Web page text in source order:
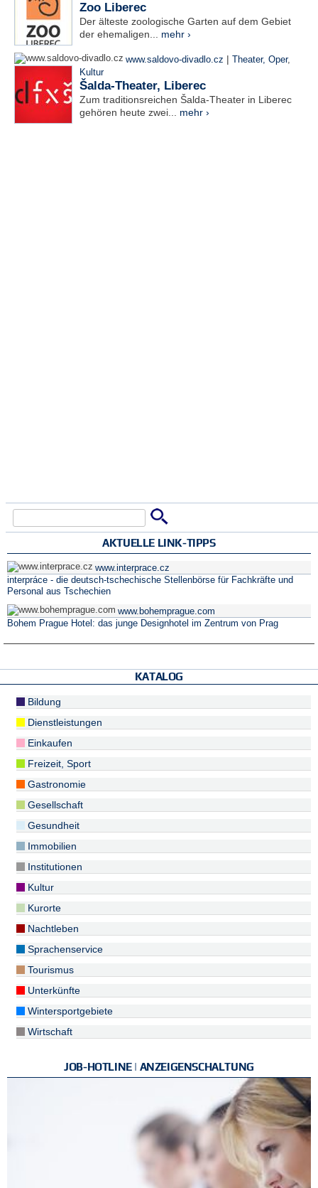
Zoo Liberec
Der älteste zoologische Garten auf dem Gebiet
der ehemaligen... mehr ›
www.saldovo-divadlo.cz | Theater, Oper,
Kultur
Šalda-Theater, Liberec
Zum traditionsreichen Šalda-Theater in Liberec
gehören heute zwei... mehr ›
AKTUELLE LINK-TIPPS
www.interprace.cz
interpráce - die deutsch-tschechische Stellenbörse für Fachkräfte und
Personal aus Tschechien
www.bohemprague.com
Bohem Prague Hotel: das junge Designhotel im Zentrum von Prag
KATALOG
Bildung
Dienstleistungen
Einkaufen
Freizeit, Sport
Gastronomie
Gesellschaft
Gesundheit
Immobilien
Institutionen
Kultur
Kurorte
Nachtleben
Sprachenservice
Tourismus
Unterkünfte
Wintersportgebiete
Wirtschaft
JOB-HOTLINE | ANZEIGENSCHALTUNG